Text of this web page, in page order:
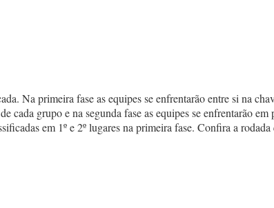
Na primeira fase as equipes se enfrentarão entre si na
cada grupo e na segunda fase as equipes se enfrentarão
em 1º e 2º lugares na primeira fase. Confira a rodada